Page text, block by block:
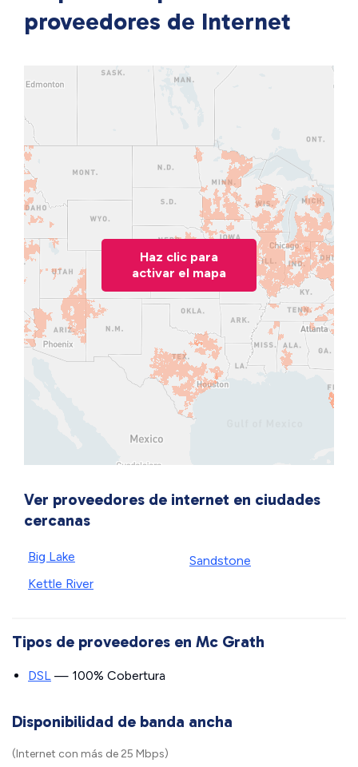
proveedores de Internet
Haz clic para
activar el mapa
Ver proveedores de internet en ciudades
cercanas
Big Lake
Kettle River
Sandstone
Tipos de proveedores en Mc Grath
DSL — 100% Cobertura
Disponibilidad de banda ancha
(Internet con más de 25 Mbps)